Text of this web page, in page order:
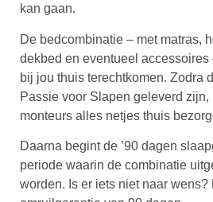
kan gaan.
De bedcombinatie – met matras,
dekbed en eventueel accessoires
bij jou thuis terechtkomen. Zodra
Passie voor Slapen geleverd zijn,
monteurs alles netjes thuis
Daarna begint de ’90 dagen
periode waarin de combinatie
worden. Is er iets niet naar wens?